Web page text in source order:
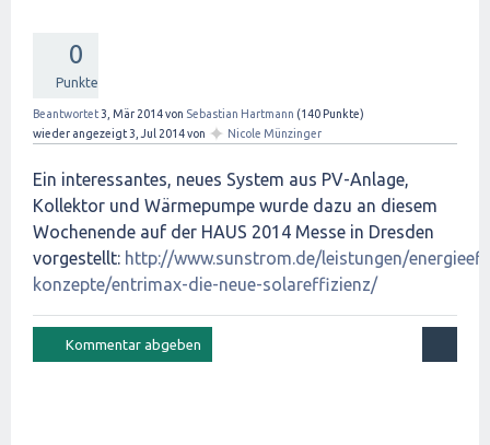
0
Punkte
Beantwortet 3, Mär 2014von Sebastian Hartmann (140 Punkte)
wieder angezeigt 3, Jul 2014von ✦ Nicole Münzinger
Ein interessantes, neues System aus PV-Anlage,
Kollektor und Wärmepumpe wurde dazu an diesem
Wochenende auf der HAUS 2014 Messe in Dresden
vorgestellt: http://www.sunstrom.de/leistungen/
konzepte/entrimax-die-neue-solareffizienz/